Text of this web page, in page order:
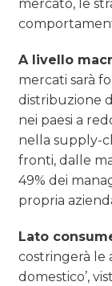
mercato, le
A livello
mercati sarà
distribuzione
nei paesi a
nella supply-
fronti, dalle
49% dei
propria
Lato
costringerà le
domestico’,